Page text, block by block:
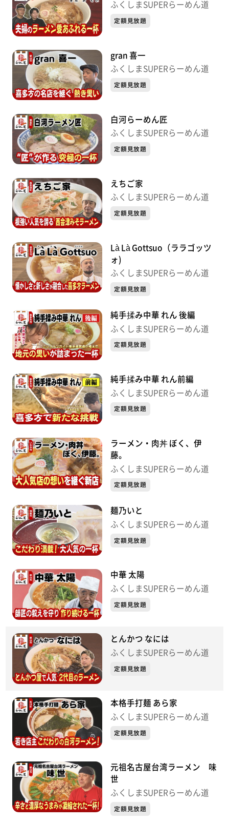
ふくしまSUPERらーめん道
定額見放題
gran 喜一
ふくしまSUPERらーめん道
定額見放題
白河らーめん匠
ふくしまSUPERらーめん道
定額見放題
えちご家
ふくしまSUPERらーめん道
定額見放題
Là Là Gottsuo（ララゴッツ
ォ)
ふくしまSUPERらーめん道
定額見放題
純手揉み中華 れん 後編
ふくしまSUPERらーめん道
定額見放題
純手揉み中華 れん前編
ふくしまSUPERらーめん道
定額見放題
ラーメン・肉丼 ぼく、伊
藤。
ふくしまSUPERらーめん道
定額見放題
麺乃いと
ふくしまSUPERらーめん道
定額見放題
中華 太陽
ふくしまSUPERらーめん道
定額見放題
とんかつ なには
ふくしまSUPERらーめん道
定額見放題
本格手打麺 あら家
ふくしまSUPERらーめん道
定額見放題
元祖名古屋台湾ラーメン 味
世
ふくしまSUPERらーめん道
定額見放題